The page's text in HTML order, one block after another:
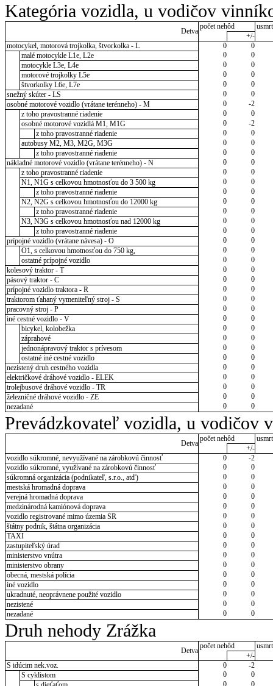
Kategória vozidla, u vodičov
Detva
počet nehôd
+/-
motocykel, motorová trojkolka, štvorkolka - L
0
0
malé motocykle L1e, L2e
0
0
motocykle L3e, L4e
0
0
motorové trojkolky L5e
0
0
štvorkolky L6e, L7e
0
0
snežný skúter - LS
0
0
osobné motorové vozidlo (vrátane terénneho) - M
0
-2
z toho pravostranné riadenie
0
0
osobné motorové vozidlá M1, M1G
0
-2
z toho pravostranné riadenie
0
0
autobusy M2, M3, M2G, M3G
0
0
z toho pravostranné riadenie
0
0
nákladné motorové vozidlo (vrátane terénneho) - N
0
0
z toho pravostranné riadenie
0
0
N1, N1G s celkovou hmotnosťou do 3 500 kg
0
0
z toho pravostranné riadenie
0
0
N2, N2G s celkovou hmotnosťou do 12000 kg
0
0
z toho pravostranné riadenie
0
0
N3, N3G s celkovou hmotnosťou nad 12000 kg
0
0
z toho pravostranné riadenie
0
0
prípojné vozidlo (vrátane návesa) - O
0
0
O1, s celkovou hmotnosťou do 750 kg,
0
0
ostatné prípojné vozidlo
0
0
kolesový traktor - T
0
0
pásový traktor - C
0
0
prípojné vozidlo traktora - R
0
0
traktorom ťahaný vymeniteľný stroj - S
0
0
pracovný stroj - P
0
0
iné cestné vozidlo - V
0
0
bicykel, kolobežka
0
0
záprahové
0
0
jednonápravový traktor s prívesom
0
0
ostatné iné cestné vozidlo
0
0
nezistený druh cestného vozidla
0
0
električkové dráhové vozidlo - ELEK
0
0
trolejbusové dráhové vozidlo - TR
0
0
železničné dráhové vozidlo - ZE
0
0
nezadané
0 0
Prevádzkovateľ vozidla, u vodičov
Detva
počet nehôd
+/-
vozidlo súkromné, nevyužívané na zárobkovú činnosť
0
-2
vozidlo súkromné, využívané na zárobkovú činnosť
0
0
súkromná organizácia (podnikateľ, s.r.o., atď)
0
0
mestská hromadná doprava
0
0
verejná hromadná doprava
0
0
medzinárodná kamiónová doprava
0
0
vozidlo registrované mimo územia SR
0
0
štátny podnik, štátna organizácia
0
0
TAXI
0
0
zastupiteľský úrad
0
0
ministerstvo vnútra
0
0
ministerstvo obrany
0
0
obecná, mestská polícia
0
0
iné vozidlo
0
0
ukradnuté, neoprávnene použité vozidlo
0
0
nezistené
0
0
nezadané
0 0
Druh nehody Zrážka
Detva
počet nehôd
+/-
S idúcim nek.voz.
0
-2
S cyklistom
0
0